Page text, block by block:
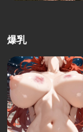
爆乳